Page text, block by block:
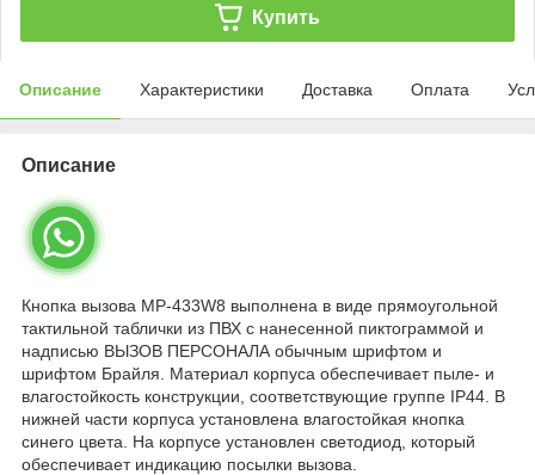
Купить
Описание Характеристики Доставка Оплата
Описание
Кнопка вызова MP-433W8 выполнена в виде прямоугольной
тактильной таблички из ПВХ с нанесенной пиктограммой и
надписью ВЫЗОВ ПЕРСОНАЛА обычным шрифтом и
шрифтом Брайля. Материал корпуса обеспечивает пыле- и
влагостойкость конструкции, соответствующие группе IP44. В
нижней части корпуса установлена влагостойкая кнопка
синего цвета. На корпусе установлен светодиод, который
обеспечивает индикацию посылки вызова.